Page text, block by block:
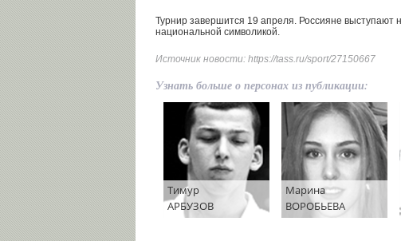
Турнир завершится 19 апреля. Россияне выступают
национальной символикой.
Источник новости: https://tass.ru/sport/27150667
Узнать больше о персонах из публикации:
Тимур
АРБУЗОВ
Марина
ВОРОБЬЕВА